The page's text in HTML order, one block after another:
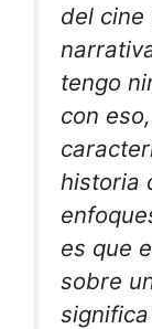
del cine
tengo
con
historia
es que
sobre